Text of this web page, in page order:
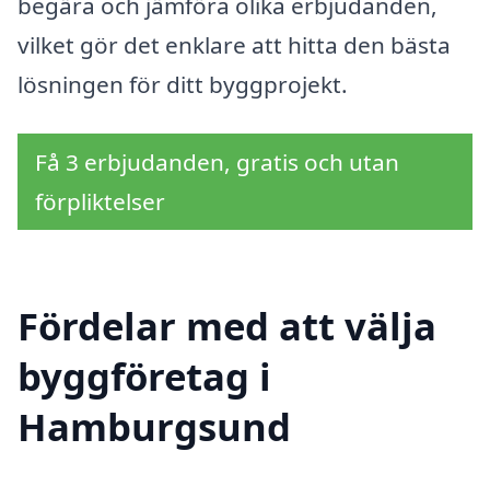
vilket gör det enklare att hitta den bästa
lösningen för ditt byggprojekt.
Få 3 erbjudanden, gratis och utan
förpliktelser
Fördelar med att välja
byggföretag i
Hamburgsund